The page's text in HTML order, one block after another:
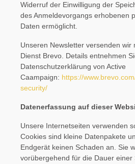
Widerruf der Einwilligung der
des Anmeldevorgangs erhobenen
Daten ermöglicht.
Unseren Newsletter versenden wir
Dienst Brevo. Details entnehmen
Datenschutzerklärung von Active
Caampaign: https://
security/
Datenerfassung auf dieser
Unsere Internetseiten verwenden
Cookies sind kleine Datenpakete
Endgerät keinen Schaden an. Sie
vorübergehend für die Dauer einer